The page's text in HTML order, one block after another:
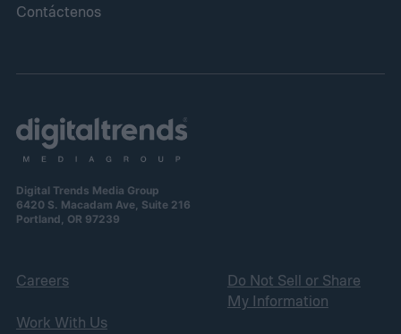
Contáctenos
Digital Trends Media Group
6420 S. Macadam Ave, Suite 216
Portland, OR 97239
Careers
Work With Us
Do Not Sell or Share
My Information